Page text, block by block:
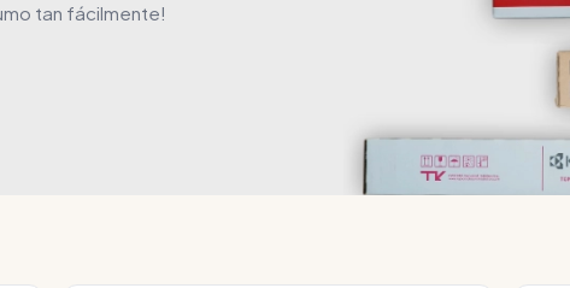
tan fácilmente!